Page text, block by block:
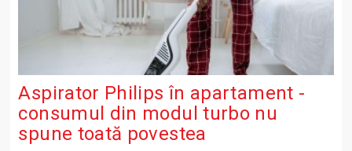
Aspirator Philips în apartament -
consumul din modul turbo nu
spune toată povestea